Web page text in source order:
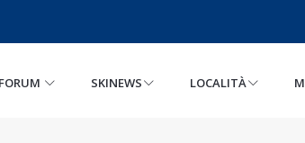
FORUM SKINEWS LOCALITÀ